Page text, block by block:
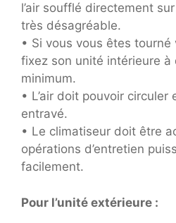
l’air soufflé directement
très désagréable.
• Si vous vous êtes
fixez son unité intérieure
minimum.
• L’air doit pouvoir
entravé.
• Le climatiseur doit être
opérations d’entretien
facilement.
Pour l’unité extérieure :